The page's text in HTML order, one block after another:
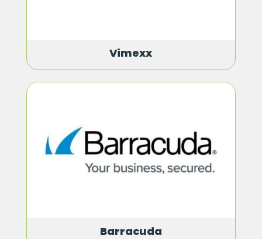
Vimexx
Barracuda